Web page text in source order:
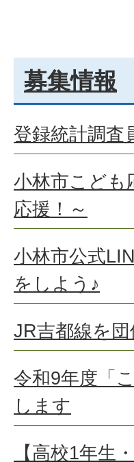
募集情報
登録統計調査
小林市こども
応援！～
小林市公式
をしよう♪
JR吉都線を
令和9年度「
します
【高校1年生